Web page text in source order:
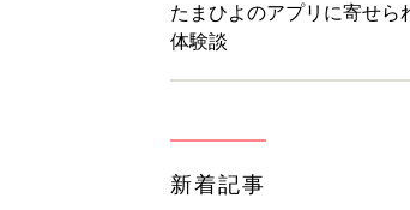
たまひよのアプリに寄せら
体験談
新着記事